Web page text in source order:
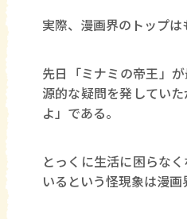
実際、漫画界のトップは
先日「ミナミの帝王」
源的な疑問を発してい
よ」である。
とっくに生活に困らな
いるという怪現象は漫画